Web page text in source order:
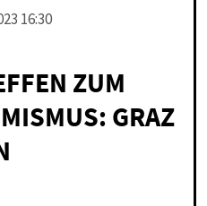
16:30
ZUM
GRAZ